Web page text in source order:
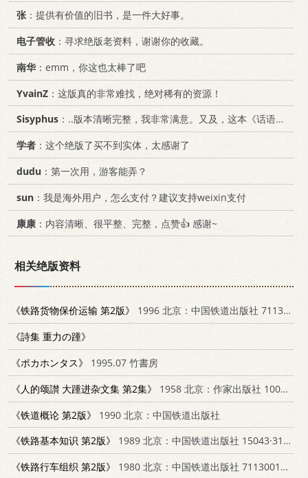
张：提供有价值的旧书，是一件大好事。
电子管收 ：寻求绝版老资料，谢谢你的收藏。
南华：emm，你这也太棒了吧
YvainZ ：这版真的非常难找，绝对稀有的资源！
Sisyphus ：..版本清晰完整，我非常满意。又及，这本《话语的真相》...
学者 ：这个绝版了买不到实体，太感谢了
dudu ：第一次用，游客能弄？
sun：我是海外用户，怎么支付？建议支持weixin支付
康康 ：内容清晰、很平整、完整，点赞👍 感谢~
相关绝版资料
《铁路货物保价运输 第2版》
1996 北京：中国铁道出版社 7113022286
《詩集 重力の踵》
《ポカホンタス》
1995.07 竹書房
《人的颂讃 大踵进杂文集 第2集》
1958 北京：作家出版社 10020·950
《铁道概论 第2版》
1990 北京：中国铁道出版社
《铁路基本知识 第2版》
1989 北京：中国铁道出版社 15043·3156
《铁路行车组织 第2版》
1980 北京：中国铁道出版社 7113001947